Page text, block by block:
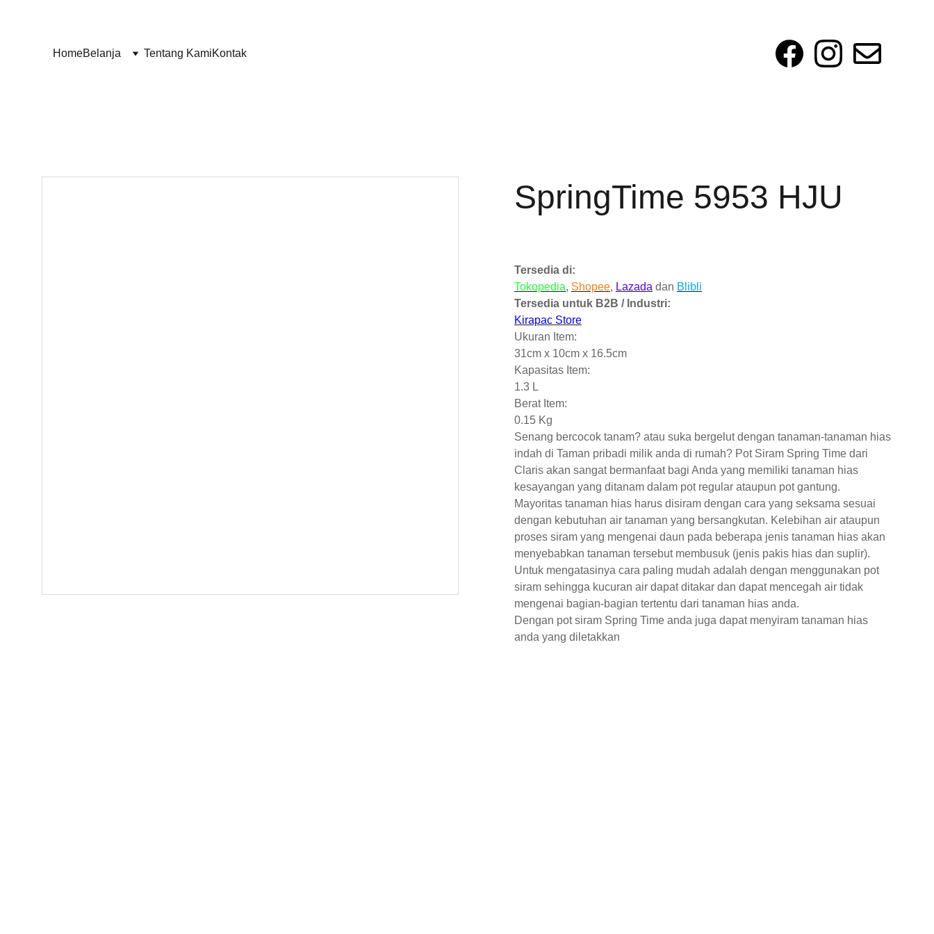
HomeBelanja Tentang KamiKontak
SpringTime 5953 HJU
Tersedia di:
Tokopedia, Shopee, Lazada dan Blibli
Tersedia untuk B2B / Industri:
Kirapac Store
Ukuran Item:
31cm x 10cm x 16.5cm
Kapasitas Item:
1.3 L
Berat Item:
0.15 Kg
Senang bercocok tanam? atau suka bergelut dengan tanaman-tanaman hias
indah di Taman pribadi milik anda di rumah? Pot Siram Spring Time dari
Claris akan sangat bermanfaat bagi Anda yang memiliki tanaman hias
kesayangan yang ditanam dalam pot regular ataupun pot gantung.
Mayoritas tanaman hias harus disiram dengan cara yang seksama sesuai
dengan kebutuhan air tanaman yang bersangkutan. Kelebihan air ataupun
proses siram yang mengenai daun pada beberapa jenis tanaman hias akan
menyebabkan tanaman tersebut membusuk (jenis pakis hias dan suplir).
Untuk mengatasinya cara paling mudah adalah dengan menggunakan pot
siram sehingga kucuran air dapat ditakar dan dapat mencegah air tidak
mengenai bagian-bagian tertentu dari tanaman hias anda.
Dengan pot siram Spring Time anda juga dapat menyiram tanaman hias
anda yang diletakkan